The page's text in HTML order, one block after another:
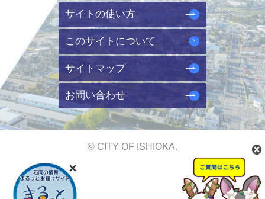
サイトの使い方
このサイトについて
サイトマップ
お問い合わせ
© CITY OF ISHIOKA.